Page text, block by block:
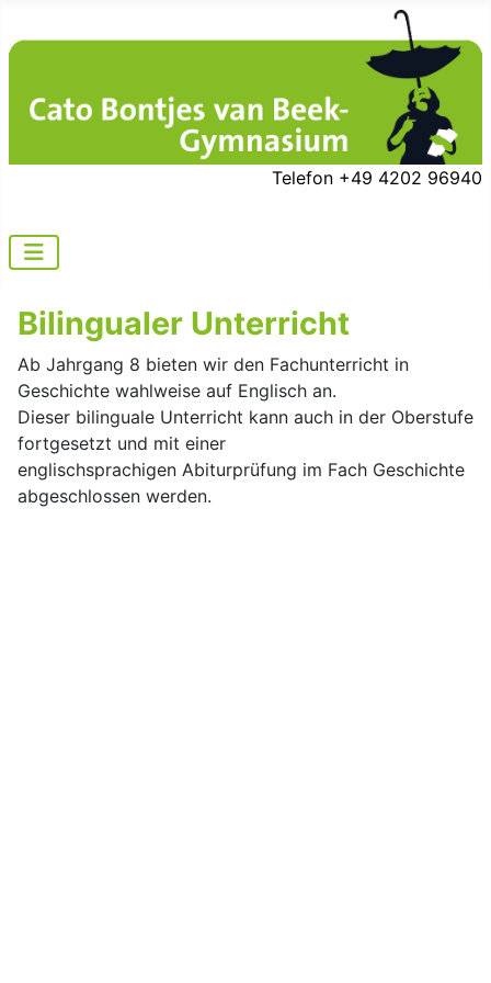
Telefon +49 4202 96940
Bilingualer Unterricht
Ab Jahrgang 8 bieten wir den Fachunterricht in
Geschichte wahlweise auf Englisch an.
Dieser bilinguale Unterricht kann auch in der Oberstufe
fortgesetzt und mit einer
englischsprachigen Abiturprüfung im Fach Geschichte
abgeschlossen werden.